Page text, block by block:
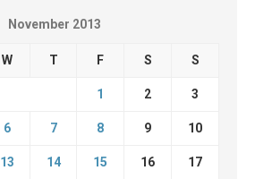
November 2013
W T F S S
1 2 3
6 7 8 9 10
13 14 15 16 17